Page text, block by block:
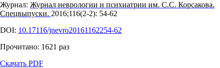
Журнал: Журнал неврологии и психиатрии им. С.С. Корсакова.
Спецвыпуски. 2016;116(2‑2): 54‑62
DOI: 10.17116/jnevro20161162254-62
Прочитано: 1621 раз
Скачать PDF